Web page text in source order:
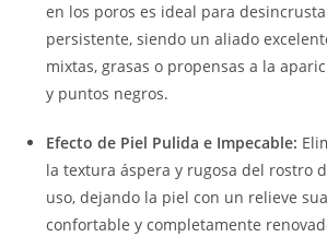
en los poros es ideal para
persistente, siendo un aliado
mixtas, grasas o propensas a la
y puntos negros.
Efecto de Piel Pulida e Impecable:
la textura áspera y rugosa del rostro
uso, dejando la piel con un relieve
confortable y completamente